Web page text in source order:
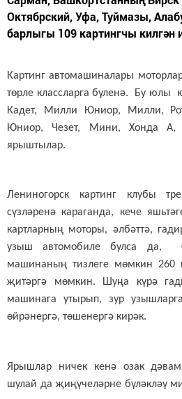
Октябрский, Уфа, Туймазы,
барлыгы 109 картингчы килгән
Картинг автомашиналары
төрле классларга бүленә. Бу юлы
Кадет, Милли Юниор, Милли,
Юниор, Чезет, Мини, Хонда А,
ярыштылар.
Лениногорск картинг клубы
сүзләренә караганда, кече
картларның моторы, әлбәттә,
узыш автомобиле булса да,
машинаның тизлеге мөмкин 260
җитәргә мөмкин. Шуңа күрә
машинага утырып, зур
өйрәнергә, төшенергә кирәк.
Ярышлар ничек кенә озак
шулай да җиңүчеләрне бүләкләү